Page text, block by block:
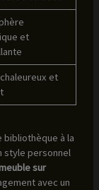
et
et
bibliothèque à la
style personnel
sur
avec un